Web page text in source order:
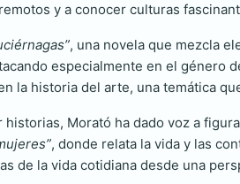
y a conocer culturas
, una novela que mezcla
especialmente en el género
la historia del arte, una temática
Morató ha dado voz a
, donde relata la vida y las
de la vida cotidiana desde una